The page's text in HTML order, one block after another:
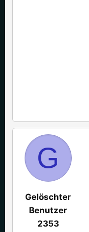
G
Gelöschter
Benutzer
2353